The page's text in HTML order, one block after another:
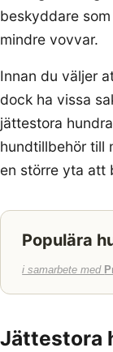
beskyddare
mindre vovvar.
Innan du väljer
dock ha vissa
jättestora
hundtillbehör till
en större yta att
Populära
i samarbete med
Jättestora